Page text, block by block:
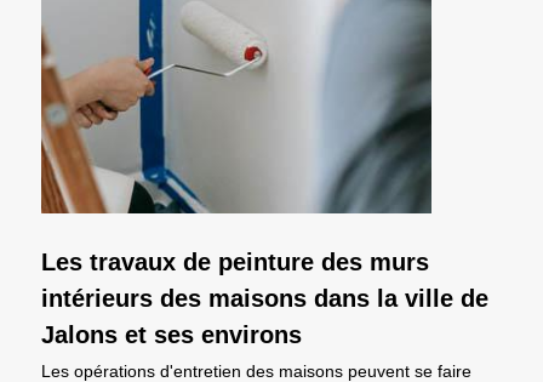
Les travaux de peinture des murs
intérieurs des maisons dans la ville de
Jalons et ses environs
Les opérations d'entretien des maisons peuvent se faire